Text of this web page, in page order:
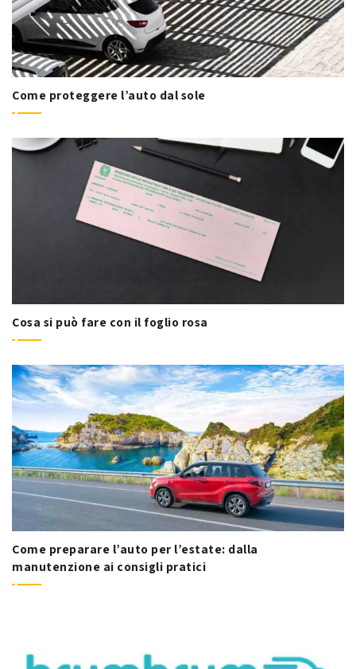
Come proteggere l’auto dal sole
Cosa si può fare con il foglio rosa
Come preparare l’auto per l’estate: dalla
manutenzione ai consigli pratici